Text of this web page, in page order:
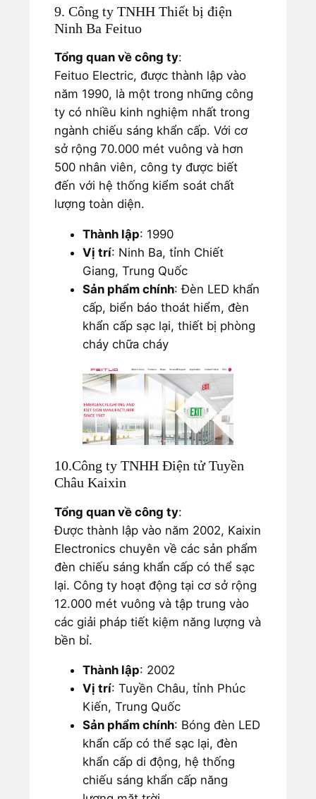
9. Công ty TNHH Thiết bị điện
Ninh Ba Feituo
Tổng quan về công ty:
Feituo Electric, được thành lập vào
năm 1990, là một trong những công
ty có nhiều kinh nghiệm nhất trong
ngành chiếu sáng khẩn cấp. Với cơ
sở rộng 70.000 mét vuông và hơn
500 nhân viên, công ty được biết
đến với hệ thống kiểm soát chất
lượng toàn diện.
Thành lập: 1990
Vị trí: Ninh Ba, tỉnh Chiết
Giang, Trung Quốc
Sản phẩm chính: Đèn LED khẩn
cấp, biển báo thoát hiểm, đèn
khẩn cấp sạc lại, thiết bị phòng
cháy chữa cháy
10.Công ty TNHH Điện tử Tuyền
Châu Kaixin
Tổng quan về công ty:
Được thành lập vào năm 2002, Kaixin
Electronics chuyên về các sản phẩm
đèn chiếu sáng khẩn cấp có thể sạc
lại. Công ty hoạt động tại cơ sở rộng
12.000 mét vuông và tập trung vào
các giải pháp tiết kiệm năng lượng và
bền bỉ.
Thành lập: 2002
Vị trí: Tuyền Châu, tỉnh Phúc
Kiến, Trung Quốc
Sản phẩm chính: Bóng đèn LED
khẩn cấp có thể sạc lại, đèn
khẩn cấp di động, hệ thống
chiếu sáng khẩn cấp năng